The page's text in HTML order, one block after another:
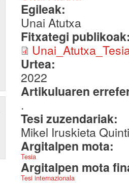
Egileak:
Unai Atutxa
Fitxategi
Urtea:
2022
Artikuluaren
.
Tesi zuzendariak:
Mikel Iruskieta
Argitalpen mota:
Tesia
Argitalpen mota
Tesi internazionala